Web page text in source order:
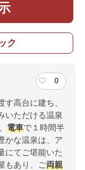
ク
0
高台に建ち、
いただける温泉
電車で１時間半
かな温泉は、ア
にてご堪能いた
もあり、ご両親